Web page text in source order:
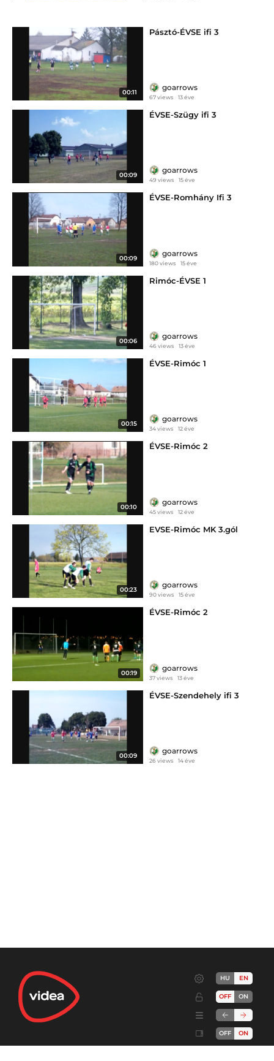
00:11
Pásztó-ÉVSE ifi 3
goarrows
67 views 13 éve
00:09
ÉVSE-Szügy ifi 3
goarrows
49 views 15 éve
00:09
ÉVSE-Romhány Ifi 3
goarrows
180 views 15 éve
00:06
Rimóc-ÉVSE 1
goarrows
46 views 13 éve
00:15
ÉVSE-Rimóc 1
goarrows
34 views 12 éve
00:10
ÉVSE-Rimóc 2
goarrows
45 views 12 éve
00:23
EVSE-Rimóc MK 3.gól
goarrows
90 views 15 éve
00:19
ÉVSE-Rimóc 2
goarrows
37 views 13 éve
00:09
ÉVSE-Szendehely ifi 3
goarrows
26 views 14 éve
HU EN
OFF ON
OFF ON